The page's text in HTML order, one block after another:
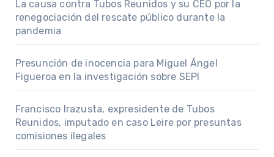
La causa contra Tubos Reunidos y su CEO por la
renegociación del rescate público durante la
pandemia
Presunción de inocencia para Miguel Ángel
Figueroa en la investigación sobre SEPI
Francisco Irazusta, expresidente de Tubos
Reunidos, imputado en caso Leire por presuntas
comisiones ilegales